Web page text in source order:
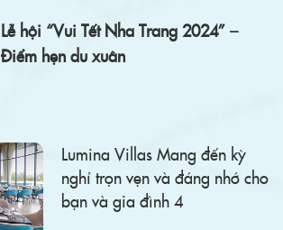
Lễ hội “Vui Tết Nha Trang 2024” –
Điểm hẹn du xuân
Lumina Villas Mang đến kỳ
nghỉ trọn vẹn và đáng nhớ cho
bạn và gia đình 4